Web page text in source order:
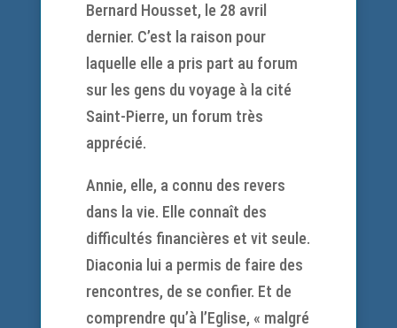
Bernard Housset, le 28 avril
dernier. C’est la raison pour
laquelle elle a pris part au forum
sur les gens du voyage à la cité
Saint-Pierre, un forum très
apprécié.
Annie, elle, a connu des revers
dans la vie. Elle connaît des
difficultés financières et vit seule.
Diaconia lui a permis de faire des
rencontres, de se confier. Et de
comprendre qu’à l’Eglise, « malgré